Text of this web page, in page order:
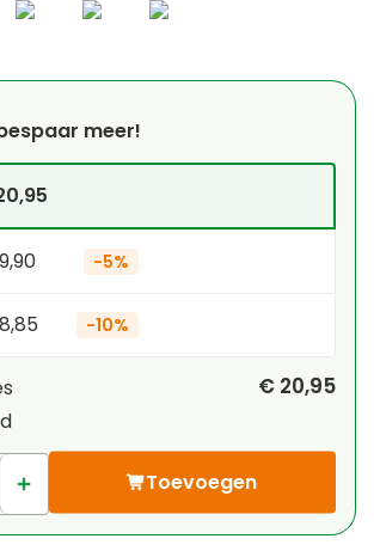
meer!
-5%
-10%
€ 20,95
Toevoegen